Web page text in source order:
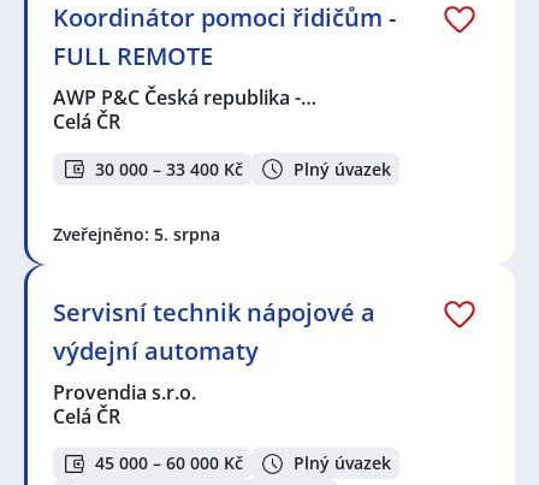
Koordinátor pomoci řidičům -
FULL REMOTE
AWP P&C Česká republika -…
Celá ČR
30 000 – 33 400 Kč Plný úvazek
Zveřejněno: 5. srpna
Servisní technik nápojové a
výdejní automaty
Provendia s.r.o.
Celá ČR
45 000 – 60 000 Kč
Plný úvazek